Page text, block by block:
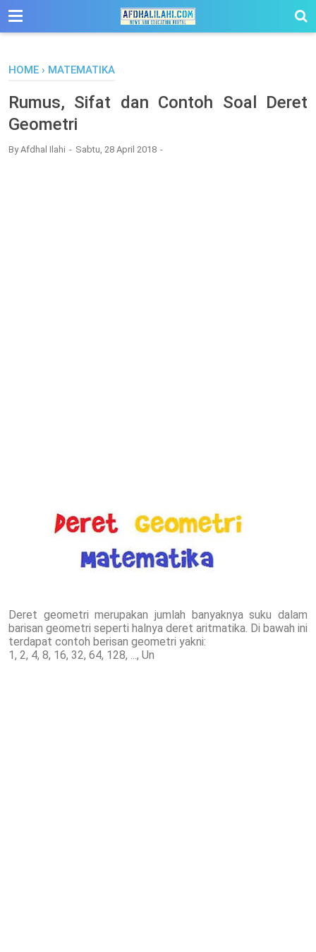
-->
HOME › MATEMATIKA
Rumus, Sifat dan Contoh Soal Deret
Geometri
ByAfdhal Ilahi Sabtu, 28 April 2018
Deret geometri merupakan jumlah banyaknya suku dalam
barisan geometri seperti halnya deret aritmatika. Di bawah ini
terdapat contoh berisan geometri yakni:
1, 2, 4, 8, 16, 32, 64, 128, ..., Un